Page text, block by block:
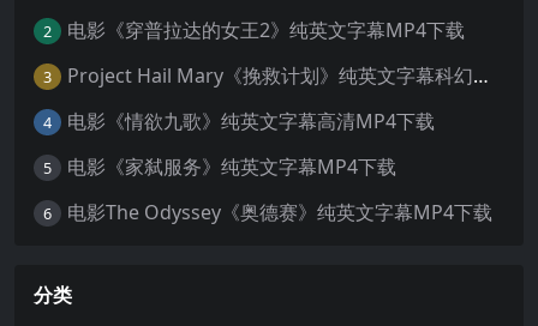
2 电影《穿普拉达的女王2》纯英文字幕MP4下载
3 Project Hail Mary《挽救计划》纯英文字幕科幻电影MP4下载
4 电影《情欲九歌》纯英文字幕高清MP4下载
5 电影《家弑服务》纯英文字幕MP4下载
6 电影The Odyssey《奥德赛》纯英文字幕MP4下载
分类